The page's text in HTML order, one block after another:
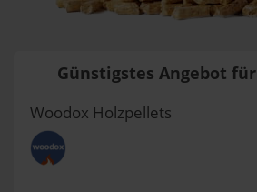
Günstigstes Angebot für
Woodox Holzpellets